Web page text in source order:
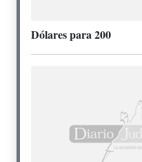
Dólares para 200